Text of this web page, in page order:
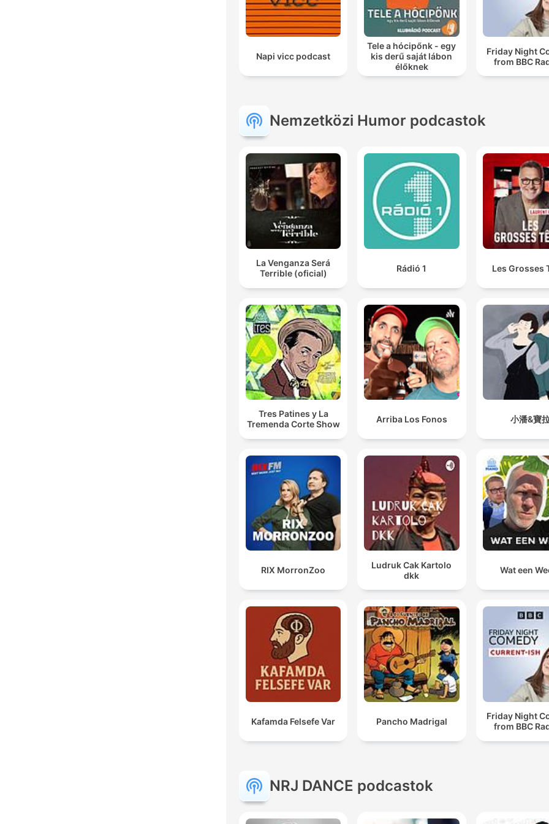
Napi vicc podcast
Tele a hócipőnk - egy
kis derű saját lábon
élőknek
Friday Night
from BBC
Nemzetközi Humor podcastok
La Venganza Será
Terrible (oficial)
Rádió 1 Les Grosses
Tres Patines y La
Tremenda Corte Show
Arriba Los Fonos 小潘&寶
RIX MorronZoo
Ludruk Cak Kartolo
dkk
Wat een
Kafamda Felsefe Var Pancho Madrigal
Friday Night
from BBC
NRJ DANCE podcastok